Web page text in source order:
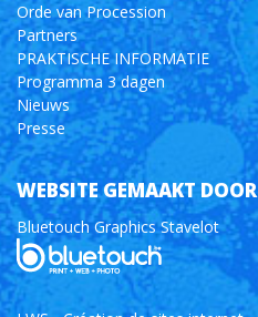
Orde van Procession
Partners
PRAKTISCHE INFORMATIE
Programma 3 dagen
Nieuws
Presse
WEBSITE GEMAAKT DOOR
Bluetouch Graphics Stavelot